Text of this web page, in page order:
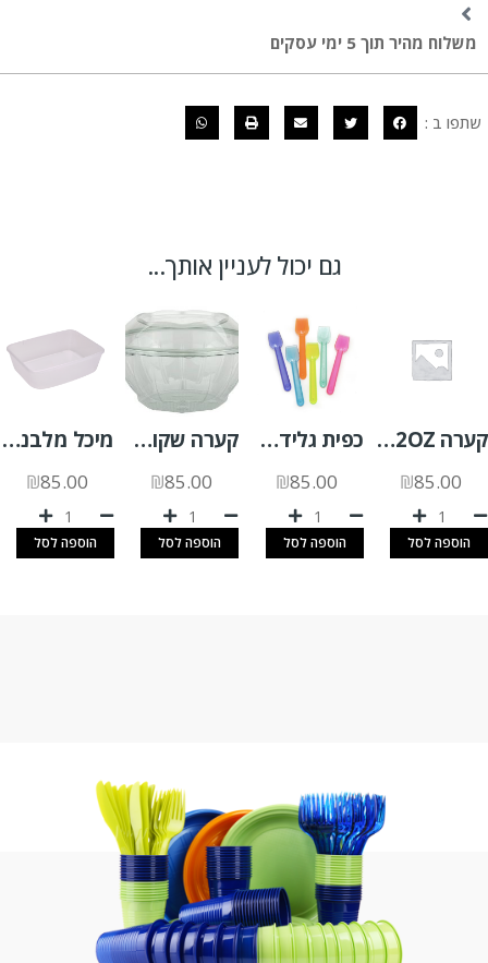
משלוח מהיר תוך 5 ימי עסקים
שתפו ב :
גם יכול לעניין אותך...
קערה 32OZ קנה סוכר 500 יח'
₪85.00
הוספה לסל
כפית גלידה צבעוני 1 ק"ג
₪85.00
הוספה לסל
קערה שקופה SLR1000 +מכסה צמוד 200 יח'
₪85.00
הוספה לסל
מיכל מלבני 1 ליטר (G) שקוף 200 יח'
₪85.00
הוספה לסל